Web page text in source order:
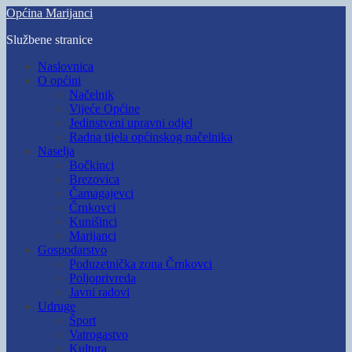
Skip
main
Općina Marijanci
Službene stranice
Toggle
mobile
Naslovnica
O općini
Načelnik
Vijeće Općine
Jedinstveni upravni odjel
Radna tijela općinskog načelnika
Naselja
Bočkinci
Brezovica
Čamagajevci
Črnkovci
Kunišinci
Marijanci
Gospodarstvo
Poduzetnička zona Črnkovci
Poljoprivreda
Javni radovi
Udruge
Šport
Vatrogastvo
Kultura